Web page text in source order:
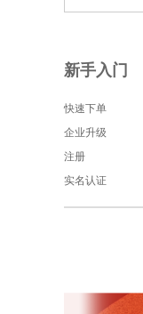
新手入门
快速下单
企业升级
注册
实名认证